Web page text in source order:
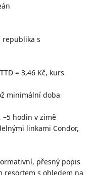
s
= 3,46 Kč, kurs
minimální doba
–5 hodin v zimě
linkami Condor,
přesný popis
resortem s ohledem na